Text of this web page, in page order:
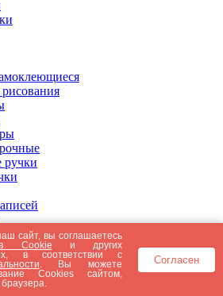
рублей
рублей
рублей
рублей
рублей
сайт, вы соглашаетесь
Cookie и других
в соответствии с
. Вы можете
Cookies сайтом,
Согласен